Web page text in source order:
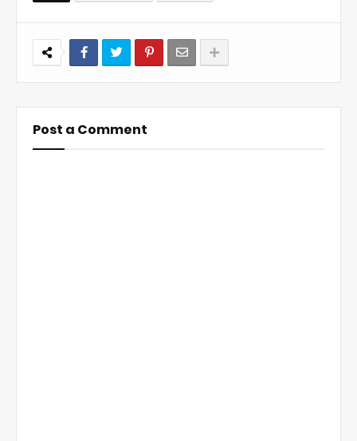
Post a Comment